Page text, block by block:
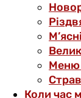
Меню
Коли час